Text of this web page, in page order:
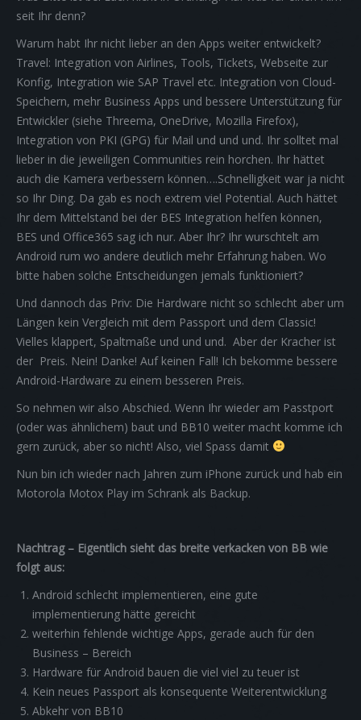
seit Ihr denn?
Warum habt Ihr nicht lieber an den Apps weiter entwickelt?
Travel: Integration von Airlines, Tools, Tickets, Webseite zur
Konfig, Integration wie SAP Travel etc. Integration von Cloud-
Speichern, mehr Business Apps und bessere Unterstützung für
Entwickler (siehe Threema, OneDrive, Mozilla Firefox),
Integration von PKI (GPG) für Mail und und und. Ihr solltet mal
lieber in die jeweiligen Communities rein horchen. Ihr hättet
auch die Kamera verbessern können….Schnelligkeit war ja nicht
so Ihr Ding. Da gab es noch extrem viel Potential. Auch hättet
Ihr dem Mittelstand bei der BES Integration helfen können,
BES und Office365 sag ich nur. Aber Ihr? Ihr wurschtelt am
Android rum wo andere deutlich mehr Erfahrung haben. Wo
bitte haben solche Entscheidungen jemals funktioniert?
Und dannoch das Priv: Die Hardware nicht so schlecht aber um
Längen kein Vergleich mit dem Passport und dem Classic!
Vielles klappert, Spaltmaße und und und. Aber der Kracher ist
der Preis. Nein! Danke! Auf keinen Fall! Ich bekomme bessere
Android-Hardware zu einem besseren Preis.
So nehmen wir also Abschied. Wenn Ihr wieder am Passtport
(oder was ähnlichem) baut und BB10 weiter macht komme ich
gern zurück, aber so nicht! Also, viel Spass damit
Nun bin ich wieder nach Jahren zum iPhone zurück und hab ein
Motorola Motox Play im Schrank als Backup.
Nachtrag – Eigentlich sieht das breite verkacken von BB wie
folgt aus:
Android schlecht implementieren, eine gute
implementierung hätte gereicht
weiterhin fehlende wichtige Apps, gerade auch für den
Business – Bereich
Hardware für Android bauen die viel viel zu teuer ist
Kein neues Passport als konsequente Weiterentwicklung
Abkehr von BB10